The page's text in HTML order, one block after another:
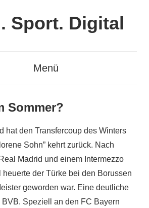
Sport. Digital
Menü
Sommer?
hat den Transfercoup des Winters
Sohn” kehrt zurück. Nach
Madrid und einem Intermezzo
heuerte der Türke bei den Borussen
geworden war. Eine deutliche
BVB. Speziell an den FC Bayern